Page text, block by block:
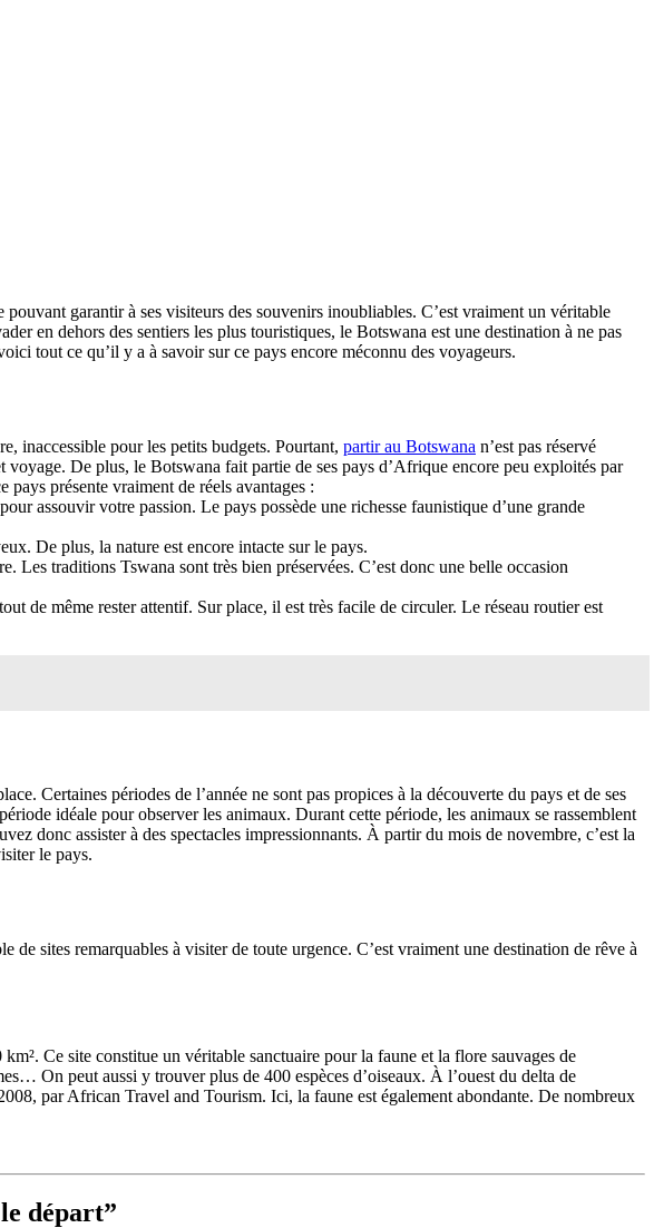
garantir à ses visiteurs des souvenirs inoubliables. C’est vraiment un véritable
en dehors des sentiers les plus touristiques, le Botswana est une destination à ne pas
tout ce qu’il y a à savoir sur ce pays encore méconnu des voyageurs.
inaccessible pour les petits budgets. Pourtant, partir au Botswana n’est pas réservé
De plus, le Botswana fait partie de ses pays d’Afrique encore peu exploités par
présente vraiment de réels avantages :
assouvir votre passion. Le pays possède une richesse faunistique d’une grande
De plus, la nature est encore intacte sur le pays.
traditions Tswana sont très bien préservées. C’est donc une belle occasion
de même rester attentif. Sur place, il est très facile de circuler. Le réseau routier est
Certaines périodes de l’année ne sont pas propices à la découverte du pays et de ses
idéale pour observer les animaux. Durant cette période, les animaux se rassemblent
donc assister à des spectacles impressionnants. À partir du mois de novembre, c’est la
le pays.
sites remarquables à visiter de toute urgence. C’est vraiment une destination de rêve à
Ce site constitue un véritable sanctuaire pour la faune et la flore sauvages de
On peut aussi y trouver plus de 400 espèces d’oiseaux. À l’ouest du delta de
par African Travel and Tourism. Ici, la faune est également abondante. De nombreux
départ”